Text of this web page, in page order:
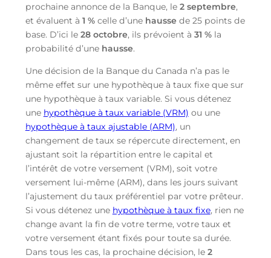
prochaine annonce de la Banque, le 2 septembre,
et évaluent à 1 %celle d’une hausse de 25 points de
base. D’ici le 28 octobre, ils prévoient à 31 %la
probabilité d’une hausse.
Une décision de la Banque du Canada n’a pas le
même effet sur une hypothèque à taux fixe que sur
une hypothèque à taux variable. Si vous détenez
une hypothèque à taux variable (VRM) ou une
hypothèque à taux ajustable (ARM), un
changement de taux se répercute directement, en
ajustant soit la répartition entre le capital et
l’intérêt de votre versement (VRM), soit votre
versement lui-même (ARM), dans les jours suivant
l’ajustement du taux préférentiel par votre prêteur.
Si vous détenez une hypothèque à taux fixe, rien ne
change avant la fin de votre terme, votre taux et
votre versement étant fixés pour toute sa durée.
Dans tous les cas, la prochaine décision, le 2